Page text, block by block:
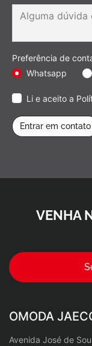
Preferência de
Whatsapp
Li e aceito a
Entrar em contato
VENHA
OMODA
Avenida José de